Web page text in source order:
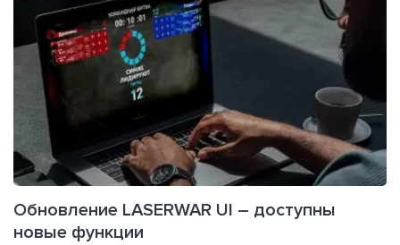
Обновление LASERWAR UI – доступны
новые функции